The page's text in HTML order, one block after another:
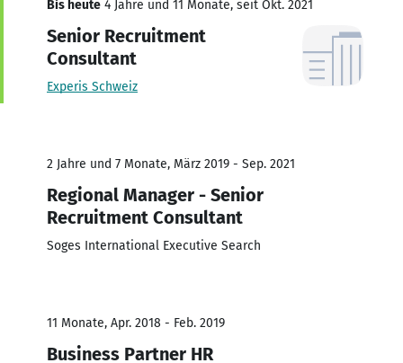
Bis heute 4 Jahre und 11 Monate, seit Okt. 2021
Senior Recruitment
Consultant
Experis Schweiz
2 Jahre und 7 Monate, März 2019 - Sep. 2021
Regional Manager - Senior
Recruitment Consultant
Soges International Executive Search
11 Monate, Apr. 2018 - Feb. 2019
Business Partner HR